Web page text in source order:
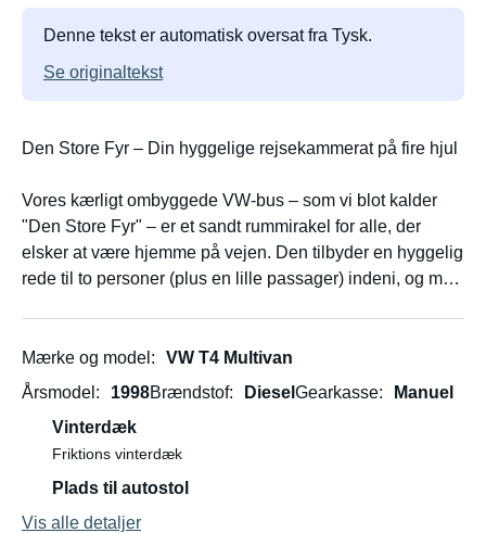
Denne tekst er automatisk oversat fra Tysk.
Se originaltekst
Den Store Fyr – Din hyggelige rejsekammerat på fire hjul
Vores kærligt ombyggede VW-bus – som vi blot kalder
"Den Store Fyr" – er et sandt rummirakel for alle, der
elsker at være hjemme på vejen. Den tilbyder en hyggelig
rede til to personer (plus en lille passager) indeni, og med
Den Store Fyr har allerede ledsaget os på nogle lange
Sortehavet – og tilbage igen. Han spandt pålideligt som
en gammel kat. Hans enkle, robuste motor er altid
problemfri. Så hvis du foretrækker afslappet cruising frem
for ræs, vil du hurtigt forelske dig i ham.
Mærke og model
VW T4 Multivan
Årsmodel
1998Brændstof Diesel Gearkasse
Manuel
Vinterdæk
Friktions vinterdæk
Plads til autostol
Vis alle detaljer